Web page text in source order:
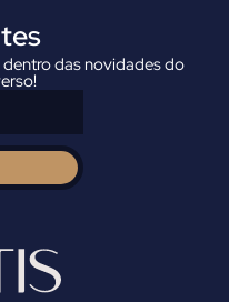
das novidades do